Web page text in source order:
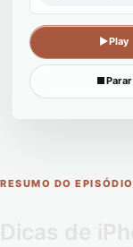
▶Play
■Parar
RESUMO DO EPISÓDIO